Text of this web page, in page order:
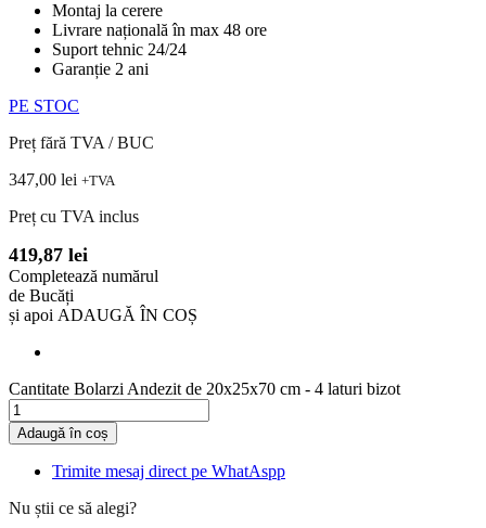
Montaj la cerere
Livrare națională în max 48 ore
Suport tehnic 24/24
Garanție 2 ani
PE STOC
Preț fără TVA / BUC
347,00 lei +TVA
Preț cu TVA inclus
419,87 lei
Completează numărul
de Bucăți
și apoi ADAUGĂ ÎN COȘ
Cantitate Bolarzi Andezit de 20x25x70 cm - 4 laturi bizot
Adaugă în coș
Trimite mesaj direct pe WhatAspp
Nu știi ce să alegi?